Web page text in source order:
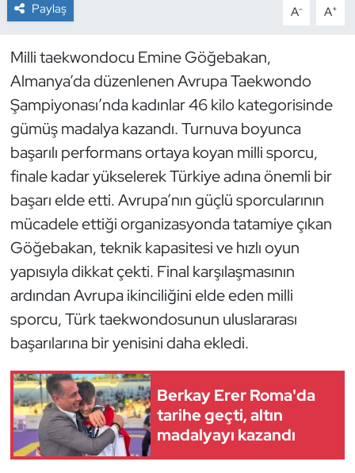
Paylaş A- A+
Milli taekwondocu Emine Göğebakan,
Almanya’da düzenlenen Avrupa Taekwondo
Şampiyonası’nda kadınlar 46 kilo kategorisinde
gümüş madalya kazandı. Turnuva boyunca
başarılı performans ortaya koyan milli sporcu,
finale kadar yükselerek Türkiye adına önemli bir
başarı elde etti. Avrupa’nın güçlü sporcularının
mücadele ettiği organizasyonda tatamiye çıkan
Göğebakan, teknik kapasitesi ve hızlı oyun
yapısıyla dikkat çekti. Final karşılaşmasının
ardından Avrupa ikinciliğini elde eden milli
sporcu, Türk taekwondosunun uluslararası
başarılarına bir yenisini daha ekledi.
Berkay Erer Roma'da
tarihe geçti, altın
madalyayı kazandı
Dans Sporları
Dövüş Sanatı
E-Spor
Eskrim
Futbol
Futsal
Genel
Golf
Güreş
Halter
Hava Sporları
Hentbol